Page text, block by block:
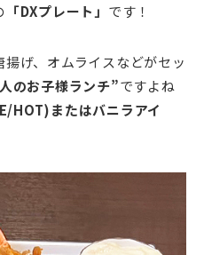
「DXプレート」 です！
げ、オムライスなどがセッ
のお子様ランチ”ですよね
HOT)またはバニラアイ